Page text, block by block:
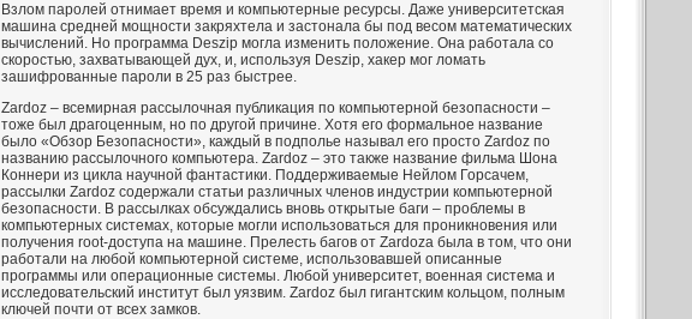
Взлом паролей отнимает время и компьютерные ресурсы. Даже университетская
машина средней мощности закряхтела и застонала бы под весом математических
вычислений. Но программа Deszip могла изменить положение. Она работала со
скоростью, захватывающей дух, и, используя Deszip, хакер мог ломать
зашифрованные пароли в 25 раз быстрее.
Zardoz – всемирная рассылочная публикация по компьютерной безопасности –
тоже был драгоценным, но по другой причине. Хотя его формальное название
было «Обзор Безопасности», каждый в подполье называл его просто Zardoz по
названию рассылочного компьютера. Zardoz – это также название фильма Шона
Коннери из цикла научной фантастики. Поддерживаемые Нейлом Горсачем,
рассылки Zardoz содержали статьи различных членов индустрии компьютерной
безопасности. В рассылках обсуждались вновь открытые баги – проблемы в
компьютерных системах, которые могли использоваться для проникновения или
получения root-доступа на машине. Прелесть багов от Zardoza была в том, что они
работали на любой компьютерной системе, использовавшей описанные
программы или операционные системы. Любой университет, военная система и
исследовательский институт был уязвим. Zardoz был гигантским кольцом, полным
ключей почти от всех замков.